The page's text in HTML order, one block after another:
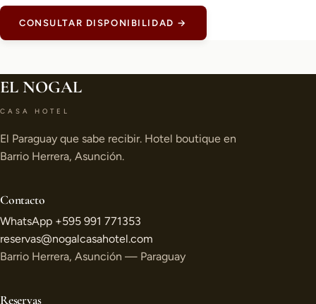
CONSULTAR DISPONIBILIDAD →
EL NOGAL
CASA HOTEL
El Paraguay que sabe recibir. Hotel boutique en
Barrio Herrera, Asunción.
Contacto
WhatsApp +595 991 771353
reservas@nogalcasahotel.com
Barrio Herrera, Asunción — Paraguay
Reservas